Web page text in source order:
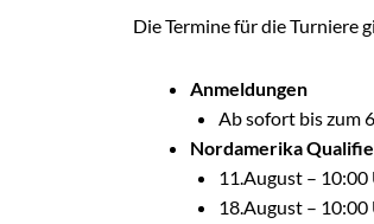
Die Termine für die Turniere
Anmeldungen
Ab sofort bis zum
Nordamerika
11.August – 10:00
18.August – 10:00